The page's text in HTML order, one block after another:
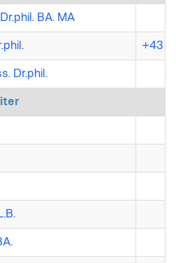
BA. MA
+43
Dr.phil.